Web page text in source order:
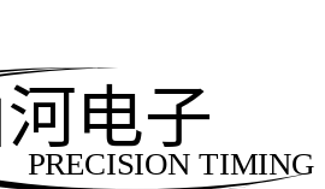
PRECISION TIMING
电子